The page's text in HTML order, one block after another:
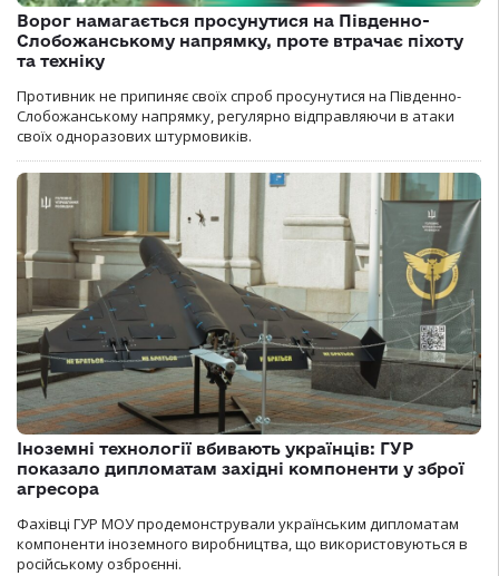
Ворог намагається просунутися на Південно-
Слобожанському напрямку, проте втрачає піхоту
та техніку
Противник не припиняє своїх спроб просунутися на Південно-
Слобожанському напрямку, регулярно відправляючи в атаки
своїх одноразових штурмовиків.
Іноземні технології вбивають українців: ГУР
показало дипломатам західні компоненти у зброї
агресора
Фахівці ГУР МОУ продемонстрували українським дипломатам
компоненти іноземного виробництва, що використовуються в
російському озброєнні.